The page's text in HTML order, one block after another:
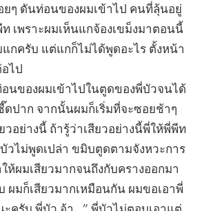
ๆ ดันท่อนของผมเข้าไป คนที่ลุ้นอยู่
เพราะผมเห็นแกจ้องเขม็งมาตอนนี้
กครับ แต่แกก็ไม่ได้พูดอะไร ตั้งหน้า
ไป
นของผมเข้าไปในตูดของพี่บัวจนได้
ปาก จากนั้นผมก็เริ่มที่จะซอยช้าๆ
วอย่างนี้ ถ้ารู้ว่าเสียวอย่างนี้พี่ให้พี่พีท
วไม่พูดเปล่า ขมิบตูดตามจังหวะการ
ห้ผมเสียวมากจนถึงกับครางออกมา
ผมก็เสียวมากเหมือนกัน ผมขอเอาพี่